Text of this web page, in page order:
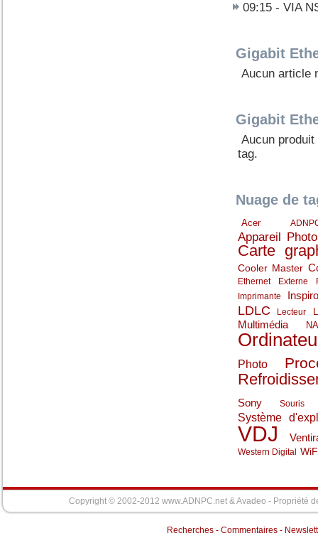
09:15 - VIA
Gigabit
Aucun article
Gigabit
Aucun
tag.
Nuage de
Acer
Appareil
Carte
Cooler Master
Ethernet Externe
Imprimante
LDLC Lecteur
Multimédia
Photo
Sony Souris
Système
VDJ
Western Digital
Copyright © 2002-2012 www.ADNPC.net &Avadeo - Propriété
Recherches - Commentaires -